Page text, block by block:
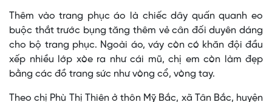
Thêm vào trang phục áo là chiếc dây quấn quanh eo
buộc thắt trước bụng tăng thêm vẻ cân đối duyên dáng
cho bộ trang phục. Ngoài áo, váy còn có khăn đội đầu
xếp nhiều lớp xòe ra như cái mũ, chị em còn làm đẹp
bằng các đồ trang sức như vòng cổ, vòng tay.
Theo chị Phù Thị Thiên ở thôn Mỹ Bắc, xã Tân Bắc, huyện